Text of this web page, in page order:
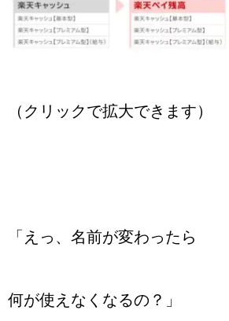
（クリックで拡大できます）
「えっ、名前が変わったら
何が使えなくなるの？」